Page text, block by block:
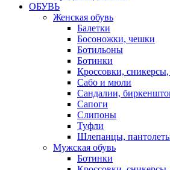
ОБУВЬ
Женская обувь
Балетки
Босоножки, чешки
Ботильоны
Ботинки
Кроссовки,
Сабо и мюли
Сандалии,
Сапоги
Слипоны
Туфли
Шлепанцы,
Мужская обувь
Ботинки